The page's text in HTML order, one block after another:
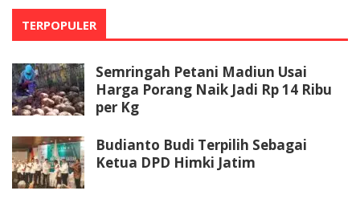
TERPOPULER
Semringah Petani Madiun Usai
Harga Porang Naik Jadi Rp 14 Ribu
per Kg
Budianto Budi Terpilih Sebagai
Ketua DPD Himki Jatim